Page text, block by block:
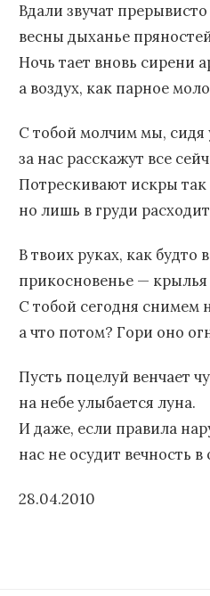
Вдали звучат
весны дыханье
Ночь тает вновь сирени
а воздух, как парное
С тобой молчим мы, сидя
за нас расскажут все
Потрескивают искры
но лишь в груди
В твоих руках, как будто
прикосновенье —
С тобой сегодня снимем
а что потом? Гори оно
Пусть поцелуй венчает
на небе улыбается луна.
И даже, если правила
нас не осудит вечность в
28.04.2010